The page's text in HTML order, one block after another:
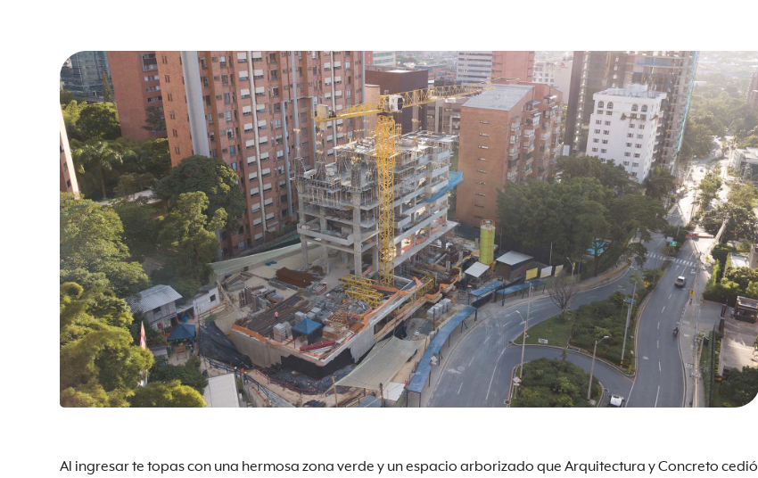
Al ingresar te topas con una hermosa zona verde y un espacio arborizado que Arquitectura y Concreto cedió